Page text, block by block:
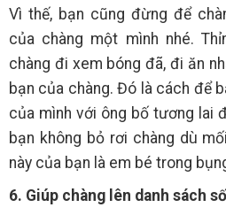
Vì thế, bạn cũng đừng để
của chàng một mình nhé.
chàng đi xem bóng đã, đi ăn
bạn của chàng. Đó là cách để
của mình với ông bố tương lai
bạn không bỏ rơi chàng dù
này của bạn là em bé trong
6. Giúp chàng lên danh sách